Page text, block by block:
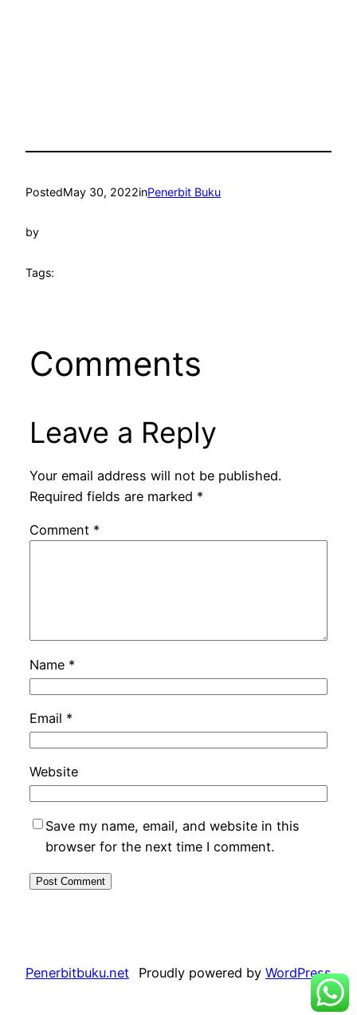
PostedMay 30, 2022inPenerbit Buku
by
Tags:
Comments
Leave a Reply
Your email address will not be published.
Required fields are marked *
Comment *
Name *
Email *
Website
Save my name, email, and website in this
browser for the next time I comment.
Penerbitbuku.net Proudly powered by WordPress